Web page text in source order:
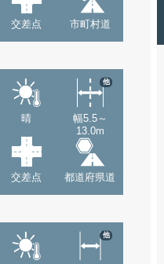
交差点 市町村道
晴
幅5.5～
13.0m
他
交差点 都道府県道
他